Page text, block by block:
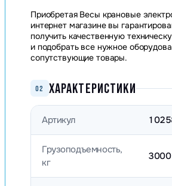
Приобретая Весы крановые
интернет магазине вы
получить качественную
и подобрать все нужное
сопутствующие товары.
02 ХАРАКТЕРИСТИКИ
Артикул
Грузоподъемность,
кг
3000